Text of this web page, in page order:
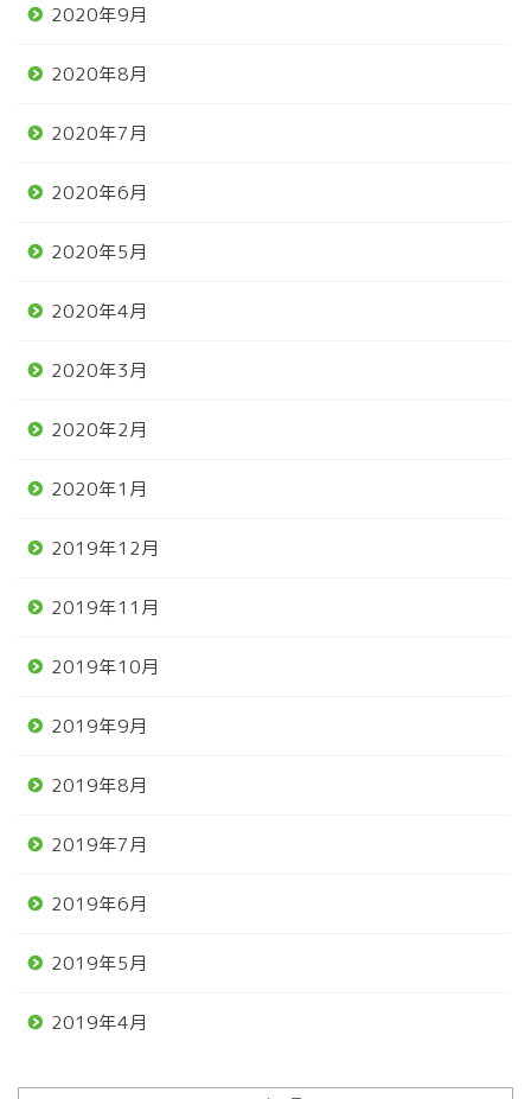
2020年9月
2020年8月
2020年7月
2020年6月
2020年5月
2020年4月
2020年3月
2020年2月
2020年1月
2019年12月
2019年11月
2019年10月
2019年9月
2019年8月
2019年7月
2019年6月
2019年5月
2019年4月